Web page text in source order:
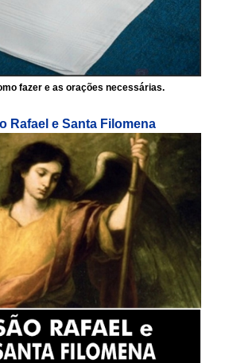
fazer e as orações necessárias.
Rafael e Santa Filomena